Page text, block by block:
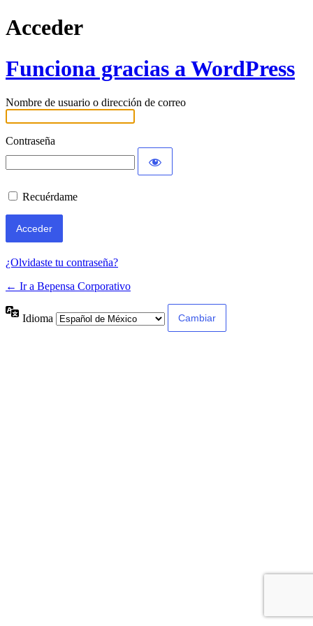
Acceder
Funciona gracias a WordPress
Nombre de usuario o dirección de correo
Contraseña
Recuérdame
¿Olvidaste tu contraseña?
← Ir a Bepensa Corporativo
Idioma